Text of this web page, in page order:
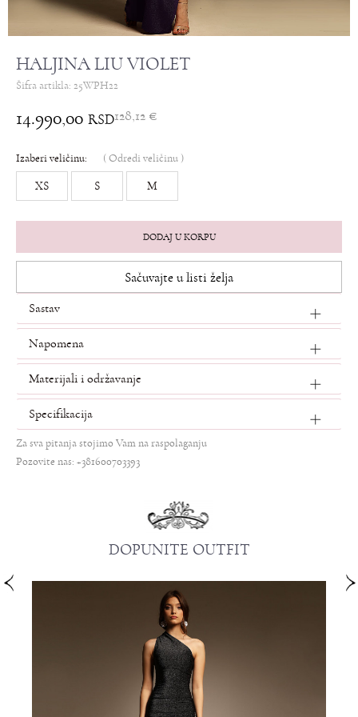
HALJINA LIU VIOLET
Šifra artikla: 25WPH22
14.990,00 RSD128,12 €
Izaberi veličinu: (Odredi veličinu )
XS S M
DODAJ U KORPU
Sačuvajte u listi želja
Sastav
Napomena
Materijali i održavanje
Specifikacija
Za sva pitanja stojimo Vam na raspolaganju
Pozovite nas: +381600703393
DOPUNITE OUTFIT
MOŽDA VAM SE SVIDI